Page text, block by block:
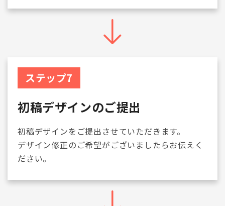
ステップ7
初稿デザインのご提出
初稿デザインをご提出させていただきます。
デザイン修正のご希望がございましたらお伝えく
ださい。